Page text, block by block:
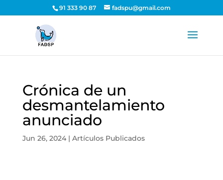
91 333 90 87 fadspu@gmail.com
Crónica de un
desmantelamiento
anunciado
Jun 26, 2024| Artículos Publicados